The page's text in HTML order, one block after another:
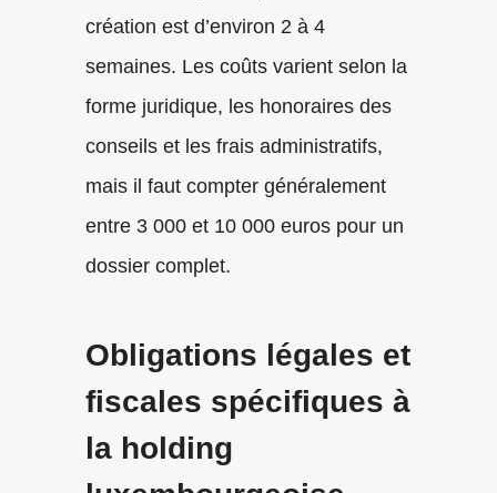
création est d’environ 2 à 4
semaines. Les coûts varient selon la
forme juridique, les honoraires des
conseils et les frais administratifs,
mais il faut compter généralement
entre 3 000 et 10 000 euros pour un
dossier complet.
Obligations légales et
fiscales spécifiques à
la holding